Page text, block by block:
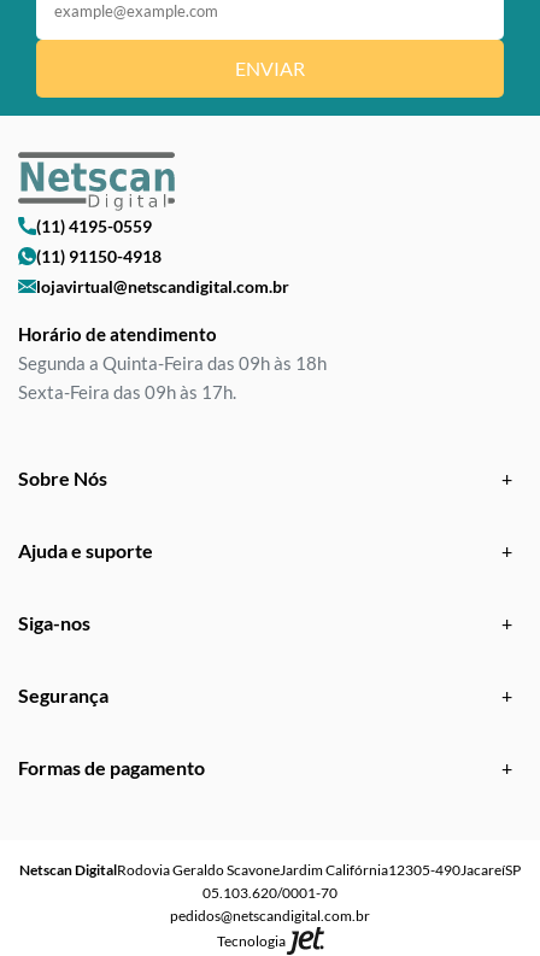
ENVIAR
(11) 4195-0559
(11) 91150-4918
lojavirtual@netscandigital.com.br
Horário de atendimento
Segunda a Quinta-Feira das 09h às 18h
Sexta-Feira das 09h às 17h.
Sobre Nós
Ajuda e suporte
Siga-nos
Segurança
Formas de pagamento
Netscan DigitalRodovia Geraldo ScavoneJardim Califórnia12305-490JacareíSP
05.103.620/0001-70
pedidos@netscandigital.com.br
Tecnologia